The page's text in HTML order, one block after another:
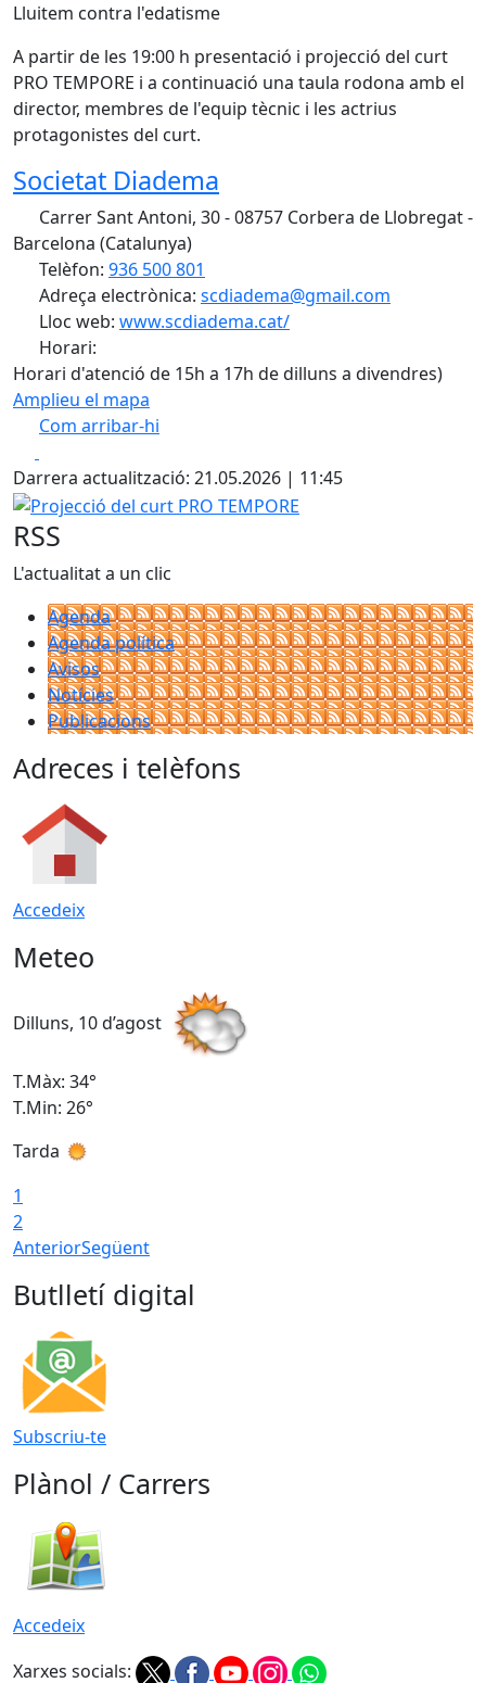
Lluitem contra l'edatisme
A partir de les 19:00 h presentació i projecció del curt
PRO TEMPORE i a continuació una taula rodona amb el
director, membres de l'equip tècnic i les actrius
protagonistes del curt.
Societat Diadema
Carrer Sant Antoni, 30 - 08757 Corbera de Llobregat -
Barcelona (Catalunya)
Telèfon: 936 500 801
Adreça electrònica: scdiadema@gmail.com
Lloc web: www.scdiadema.cat/
Horari:
Horari d'atenció de 15h a 17h de dilluns a divendres)
Amplieu el mapa
Com arribar-hi
+
−
Darrera actualització: 21.05.2026 | 11:45
Projecció del curt PRO TEMPORE
RSS
L'actualitat a un clic
Agenda
Agenda política
Avisos
Notícies
Publicacions
Adreces i telèfons
Accedeix
Meteo
Dilluns, 10 d’agost
T.Màx: 34°
T.Min: 26°
Tarda
1
2
AnteriorSegüent
Butlletí digital
Subscriu-te
Plànol / Carrers
Accedeix
Xarxes socials: